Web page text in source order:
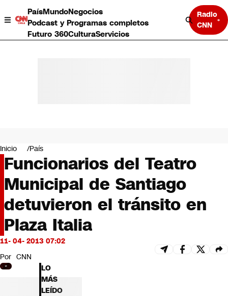
PaísMundoNegocios
Podcast y Programas completos
Futuro 360CulturaServicios
Radio
CNN
Negocios
Deportes
Programas completos
Cultura
Servicios
Bits
CNN tiempo
Futuro 360
Inicio País
Funcionarios del Teatro
Municipal de Santiago
detuvieron el tránsito en
Plaza Italia
11- 04- 2013 07:02
Por CNN
LO
MÁS
LEÍDO